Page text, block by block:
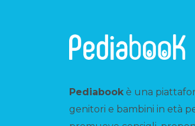
Pediabook è una
genitori e bambini in età